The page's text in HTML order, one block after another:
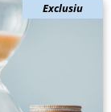
Exclusiu